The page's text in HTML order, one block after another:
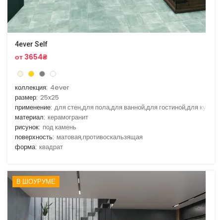
4ever Self
от 3654₴
коллекция: 4ever
размер: 25x25
применение: для стен,для пола,для ванной,для гостиной,для кухни
материал: керамогранит
рисунок: под камень
поверхность: матовая,противоскальзящая
форма: квадрат
В ШОУРУМЕ